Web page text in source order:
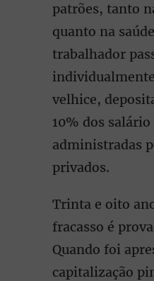
patrões, tanto
quanto na
trabalhador
velhice,
10% dos
administradas
privados.
Trinta e oito
fracasso é
Quando foi
capitalização